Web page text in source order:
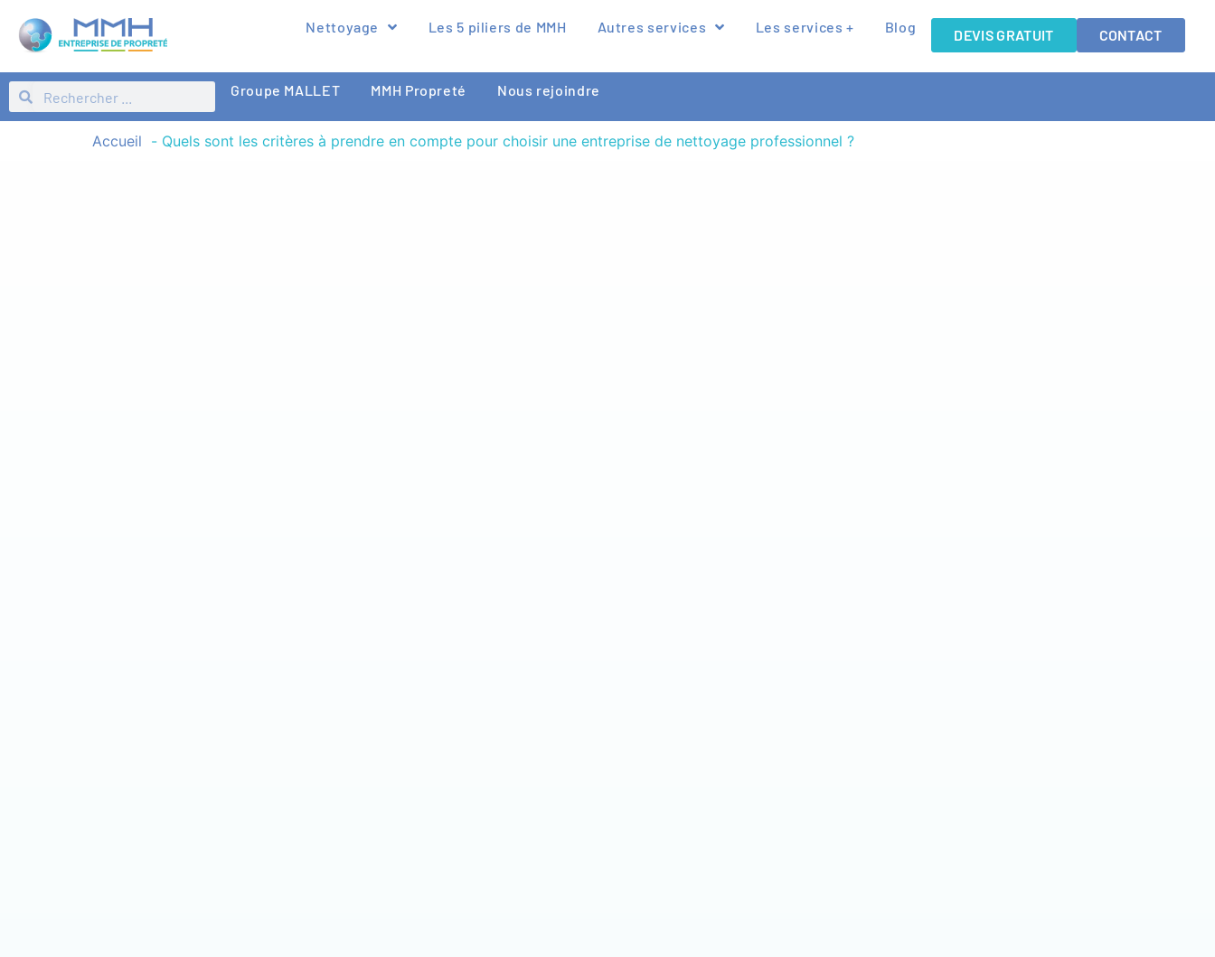
CONTACT
DEVIS GRATUIT
Nettoyage Les 5 piliers de MMH Autres services Les services + Blog
Groupe MALLET MMH Propreté Nous rejoindre
Accueil Quels sont les critères à prendre en compte pour choisir une entreprise de nettoyage professionnel ?